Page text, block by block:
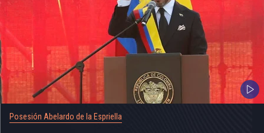
Posesión Abelardo de la Espriella